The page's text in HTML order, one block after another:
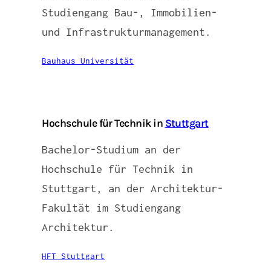
Studiengang Bau-, Immobilien-
und Infrastrukturmanagement.
Bauhaus Universität
Hochschule für Technik in Stuttgart
Bachelor-Studium an der
Hochschule für Technik in
Stuttgart, an der Architektur-
Fakultät im Studiengang
Architektur.
HFT Stuttgart